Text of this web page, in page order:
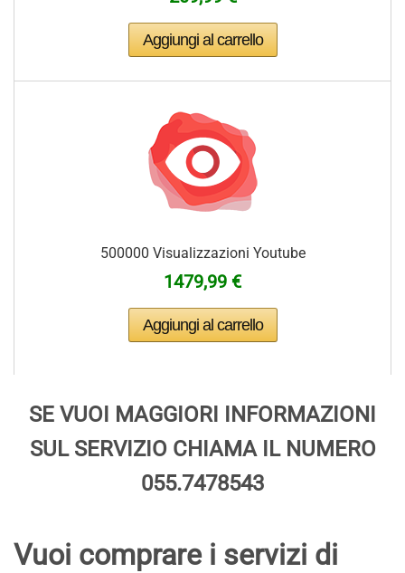
500000 Visualizzazioni Youtube
1479,99 €
SE VUOI MAGGIORI INFORMAZIONI
SUL SERVIZIO CHIAMA IL NUMERO
055.7478543
Vuoi comprare i servizi di